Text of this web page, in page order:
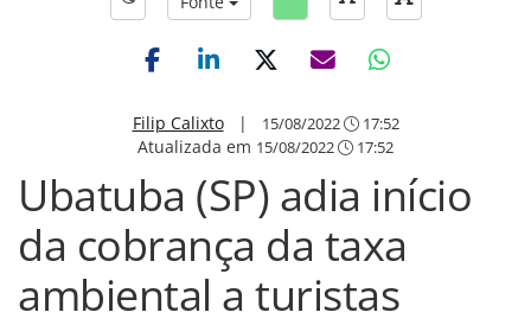
Filip Calixto| 15/08/2022 17:52
Atualizada em 15/08/2022 17:52
Ubatuba (SP) adia início
da cobrança da taxa
ambiental a turistas